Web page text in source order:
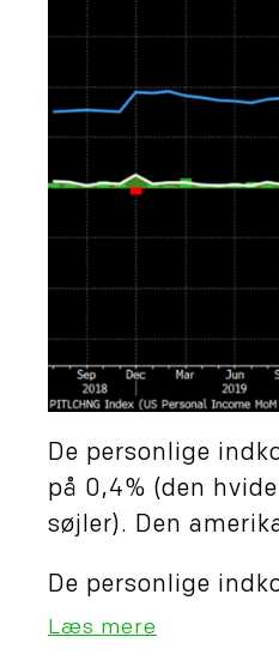
De personlige
på 0,4% (den
søjler). Den
De personlige
Læs mere